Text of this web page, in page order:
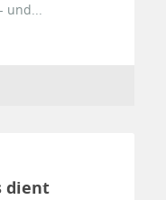
und...
dient